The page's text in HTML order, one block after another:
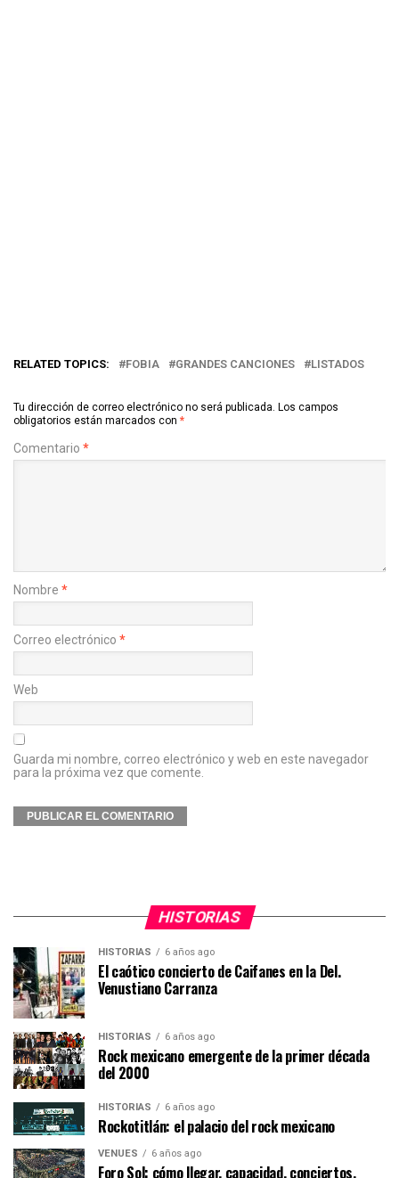
RELATED TOPICS: FOBIA GRANDES CANCIONES LISTADOS
Tu dirección de correo electrónico no será publicada. Los campos
obligatorios están marcados con *
Comentario *
Nombre *
Correo electrónico *
Web
Guarda mi nombre, correo electrónico y web en este navegador
para la próxima vez que comente.
HISTORIAS
HISTORIAS 6 años ago
El caótico concierto de Caifanes en la Del.
Venustiano Carranza
HISTORIAS 6 años ago
Rock mexicano emergente de la primer década
del 2000
HISTORIAS 6 años ago
Rockotitlán: el palacio del rock mexicano
VENUES 6 años ago
Foro Sol: cómo llegar, capacidad, conciertos,